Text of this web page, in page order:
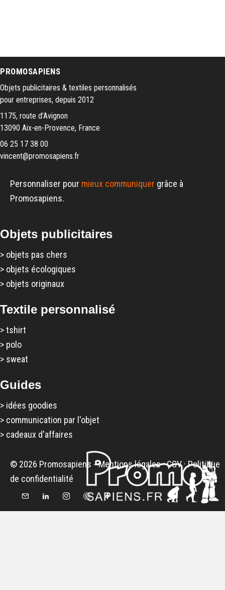
PROMOSAPIENS
Objets publicitaires & textiles personnalisés
pour entreprises, depuis 2012
1175, route d’Avignon
13090 Aix-en-Provence, France
06 25 17 38 00
vincent@promosapiens.fr
Personnaliser pour mieux communiquer grâce à
Promosapiens.
Objets publicitaires
> objets pas chers
> objets écologiques
> objets originaux
Textile personnalisé
>tshirt
> polo
> sweat
Guides
> idées goodies
> communication par l'objet
> cadeaux d'affaires
© 2026 Promosapiens -Mentions légales·CGV·Politique
de confidentialité